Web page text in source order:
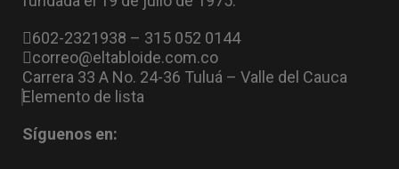
602-2321938 – 315 052 0144
correo@eltabloide.com.co
Carrera 33 A No. 24-36 Tuluá – Valle del Cauca
Elemento de lista
Síguenos en: